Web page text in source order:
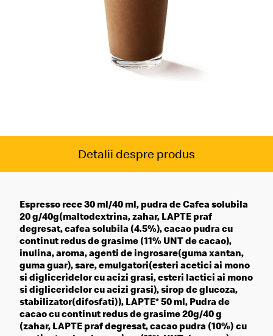
Detalii despre produs
Espresso rece 30 ml/40 ml, pudra de Cafea solubila
20 g/40g(maltodextrina, zahar, LAPTE praf
degresat, cafea solubila (4.5%), cacao pudra cu
continut redus de grasime (11% UNT de cacao),
inulina, aroma, agenti de ingrosare(guma xantan,
guma guar), sare, emulgatori(esteri acetici ai mono
si digliceridelor cu acizi grasi, esteri lactici ai mono
si digliceridelor cu acizi grasi), sirop de glucoza,
stabilizator(difosfati)), LAPTE* 50 ml, Pudra de
cacao cu continut redus de grasime 20g/40 g
(zahar, LAPTE praf degresat, cacao pudra (10%) cu